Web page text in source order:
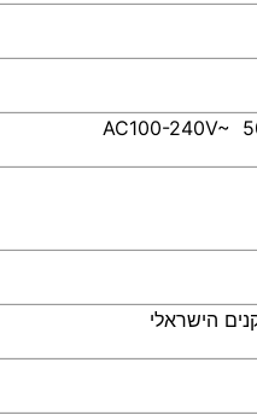
AC100-240V~
הישראלי